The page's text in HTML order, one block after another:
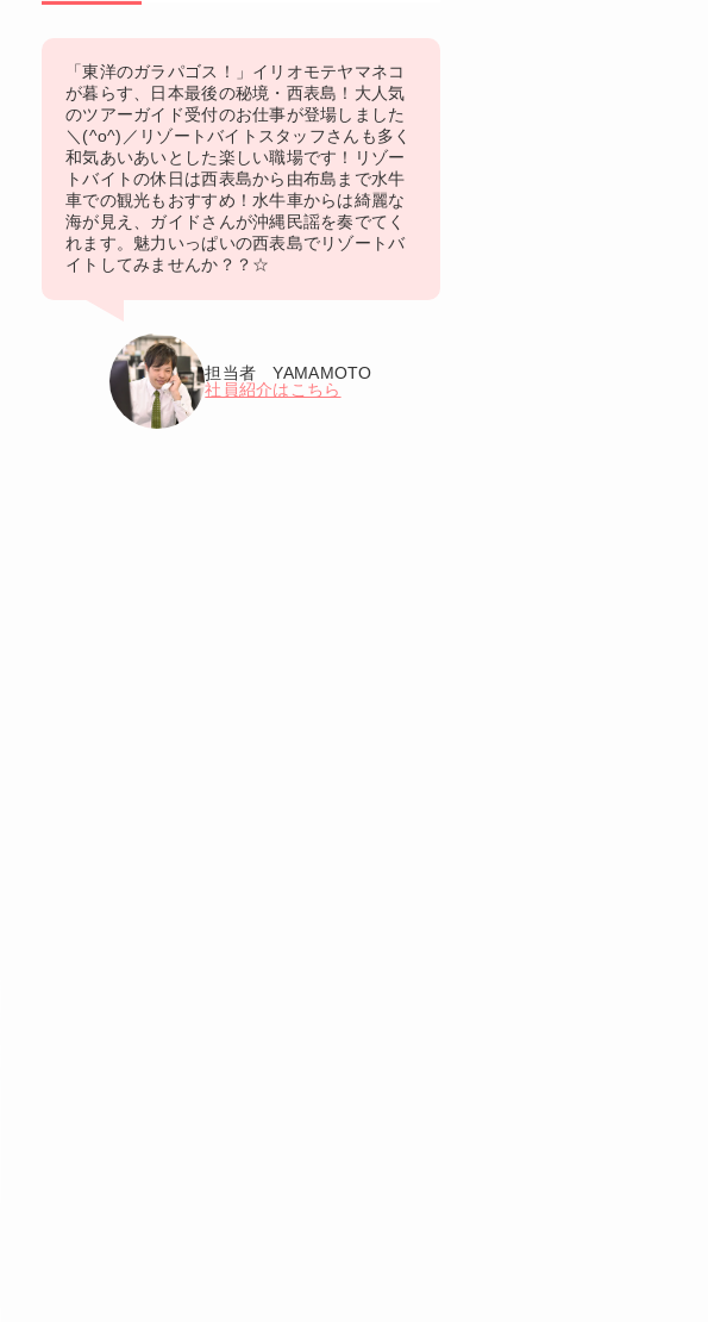
「東洋のガラパゴス！」イリオモテヤマネコ
が暮らす、日本最後の秘境・西表島！大人気
のツアーガイド受付のお仕事が登場しました
＼(^o^)／リゾートバイトスタッフさんも多く
和気あいあいとした楽しい職場です！リゾー
トバイトの休日は西表島から由布島まで水牛
車での観光もおすすめ！水牛車からは綺麗な
海が見え、ガイドさんが沖縄民謡を奏でてく
れます。魅力いっぱいの西表島でリゾートバ
イトしてみませんか？？☆
担当者 YAMAMOTO
社員紹介はこちら